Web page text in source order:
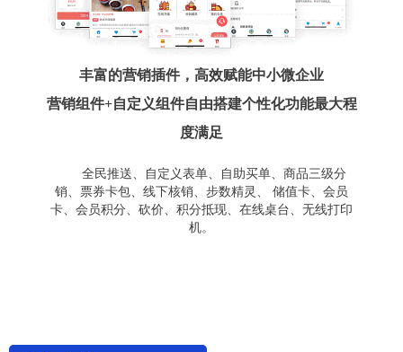
丰富的营销插件，高效赋能中小微企业
营销组件+自定义组件自由搭建个性化功能最大程
度满足
全民推送、自定义表单、自助买单、商品三级分
销、票券卡包、线下核销、步数精灵、 储值卡、会员
卡、会员积分、砍价、积分抵现、在线桌台、无线打印
机。